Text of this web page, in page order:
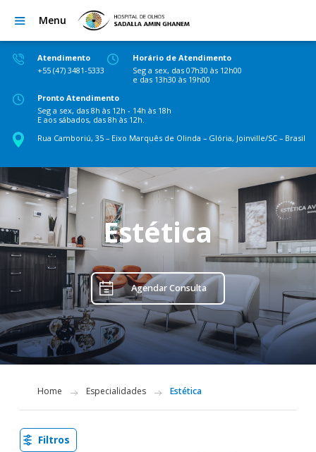
Menu
Atendimento
+55 (47) 3481-5333
Horário de Atendimento
Seg a sex, das 07h30 às 12h00
e das 13h30 às 19h00
Pronto Atendimento
Seg a sex, das 8h às 12h - 14h às 18h
E aos sábados, das 8h às 12h.
Rua Camboriú, 35 – Eixo Marquês de Olinda – Glória, Joinville/SC – Brasil
Estética
Agendar Consulta
Home Especialidades Estética
Filtros